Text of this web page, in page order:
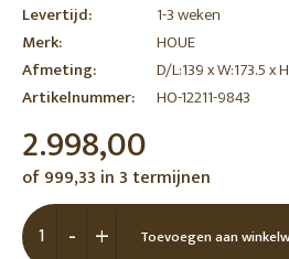
Levertijd:
1-3 weken
Merk:
HOUE
Afmeting:
D/L:139 x W:173.5 x
Artikelnummer:
HO-12211-9843
2.998,00
of 999,33 in 3 termijnen
+
- Toevoegen aan